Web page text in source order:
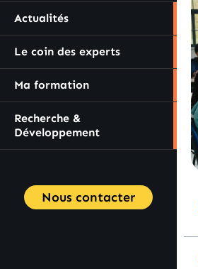
Actualités
Le coin des experts
Ma formation
Recherche &
Développement
Nous contacter